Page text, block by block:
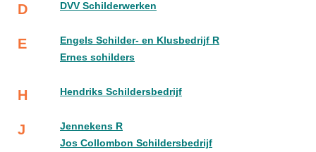
D DVV Schilderwerken
E
Engels Schilder- en Klusbedrijf R
Ernes schilders
H Hendriks Schildersbedrijf
J
Jennekens R
Jos Collombon Schildersbedrijf